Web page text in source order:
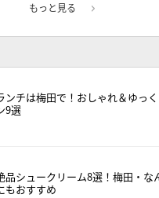
もっと見る
ンチは梅田で！おしゃれ＆ゆっ
9選
品シュークリーム8選！梅田・な
もおすすめ